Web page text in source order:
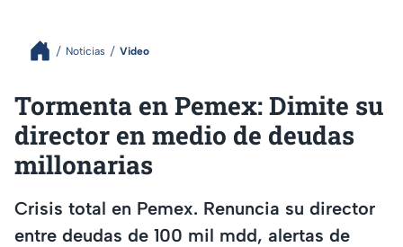
Noticias Video
Tormenta en Pemex: Dimite su
director en medio de deudas
millonarias
Crisis total en Pemex. Renuncia su director
entre deudas de 100 mil mdd, alertas de